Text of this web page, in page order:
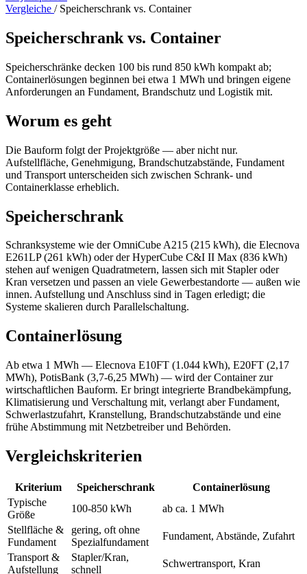
Vergleiche / Speicherschrank vs. Container
Speicherschrank vs. Container
Speicherschränke decken 100 bis rund 850 kWh kompakt ab;
Containerlösungen beginnen bei etwa 1 MWh und bringen eigene
Anforderungen an Fundament, Brandschutz und Logistik mit.
Worum es geht
Die Bauform folgt der Projektgröße — aber nicht nur.
Aufstellfläche, Genehmigung, Brandschutzabstände, Fundament
und Transport unterscheiden sich zwischen Schrank- und
Containerklasse erheblich.
Speicherschrank
Schranksysteme wie der OmniCube A215 (215 kWh), die Elecnova
E261LP (261 kWh) oder der HyperCube C&I II Max (836 kWh)
stehen auf wenigen Quadratmetern, lassen sich mit Stapler oder
Kran versetzen und passen an viele Gewerbestandorte — außen wie
innen. Aufstellung und Anschluss sind in Tagen erledigt; die
Systeme skalieren durch Parallelschaltung.
Containerlösung
Ab etwa 1 MWh — Elecnova E10FT (1.044 kWh), E20FT (2,17
MWh), PotisBank (3,7-6,25 MWh) — wird der Container zur
wirtschaftlichen Bauform. Er bringt integrierte Brandbekämpfung,
Klimatisierung und Verschaltung mit, verlangt aber Fundament,
Schwerlastzufahrt, Kranstellung, Brandschutzabstände und eine
frühe Abstimmung mit Netzbetreiber und Behörden.
Vergleichskriterien
Kriterium Speicherschrank
Containerlösung
Typische
Größe
100-850 kWh
ab ca. 1 MWh
Stellfläche &
Fundament
gering, oft ohne
Spezialfundament
Fundament, Abstände, Zufahrt
Transport &
Aufstellung
Stapler/Kran,
schnell
Schwertransport, Kran